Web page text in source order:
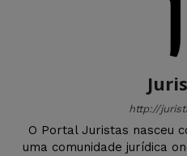
http://
O Portal Juristas nasceu
uma comunidade jurídica